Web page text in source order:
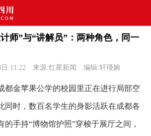
师”与“讲解员”：两种角色，同一
11:22 来源:红星新闻 编辑:轩瑾婉
金苹果公学的校园里正在进行局部空
同时，数百名学生的身影活跃在成都各
手持“博物馆护照”穿梭于展厅之间，